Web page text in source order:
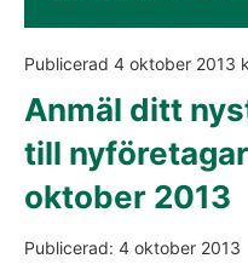
Publicerad 4 oktober 2013
Anmäl ditt
till
oktober 2013
Publicerad: 4 oktober 2013